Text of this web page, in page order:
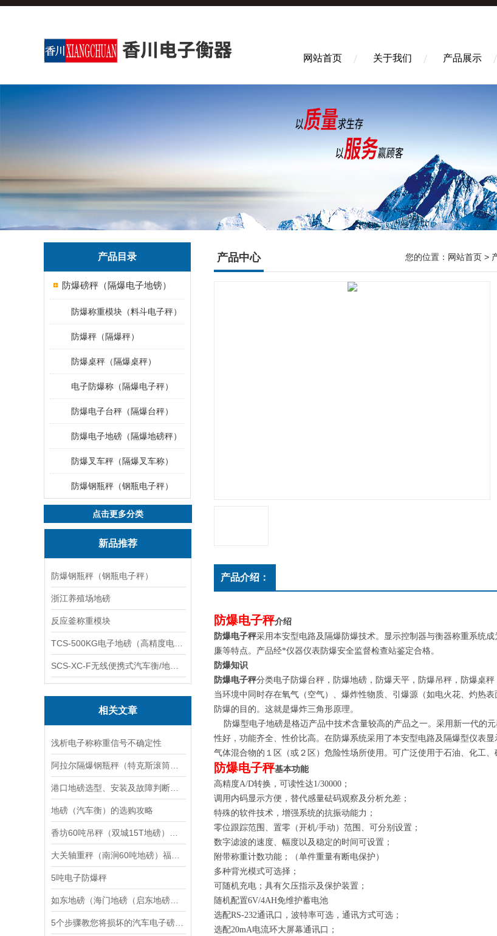
网站首页 关于我们 产品展示
产品目录
防爆磅秤（隔爆电子地镑）
防爆称重模块（料斗电子秤）
防爆秤（隔爆秤）
防爆桌秤（隔爆桌秤）
电子防爆称（隔爆电子秤）
防爆电子台秤（隔爆台秤）
防爆电子地磅（隔爆地磅秤）
防爆叉车秤（隔爆叉车称）
防爆钢瓶秤（钢瓶电子秤）
点击更多分类
新品推荐
防爆钢瓶秤（钢瓶电子秤）
浙江养殖场地磅
反应釜称重模块
相关文章
浅析电子称称重信号不确定性
地磅（汽车衡）的选购攻略
5吨电子防爆秤
产品中心 您的位置： 网站首页 >
产品介绍：
防爆电子秤介绍
防爆电子秤采用本安型电路及隔爆防爆技术。显示控制器与衡器称重系统
廉等特点。产品经*仪器仪表防爆安全监督检查站鉴定合格。
防爆知识
防爆电子秤分类电子防爆台秤，防爆地磅，防爆天平，防爆吊秤，防爆桌秤
当环境中同时存在氧气（空气）、爆炸性物质、引爆源（如电火花、灼热
防爆的目的。这就是爆炸三角形原理。
防爆型电子地磅是格迈产品中技术含量较高的产品之一。采用新一代的
性好，功能齐全、性价比高。在防爆系统采用了本安型电路及隔爆型仪表
气体混合物的１区（或２区）危险性场所使用。可广泛使用于石油、化工
防爆电子秤基本功能
高精度A/D转换，可读性达1/30000；
调用内码显示方便，替代感量砝码观察及分析允差；
特殊的软件技术，增强系统的抗振动能力；
零位跟踪范围、置零（开机/手动）范围、可分别设置；
数字滤波的速度、幅度以及稳定的时间可设置；
附带称重计数功能；（单件重量有断电保护）
多种背光模式可选择；
可随机充电；具有欠压指示及保护装置；
随机配置6V/4AH免维护蓄电池
选配RS-232通讯口，波特率可选，通讯方式可选；
选配20mA电流环大屏幕通讯口；